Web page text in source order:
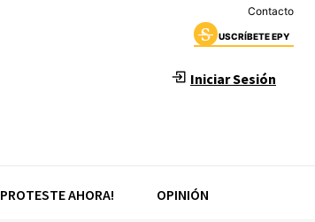
Contacto
USCRÍBETE EPY
Iniciar Sesión
PROTESTE AHORA! OPINIÓN